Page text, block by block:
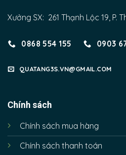
Xưởng SX: 261 Thạnh Lộc 19, P.
0868 554 155 0903
QUATANG3S.VN@GMAIL.COM
Chính sách
Chính sách mua hàng
Chính sách thanh toán